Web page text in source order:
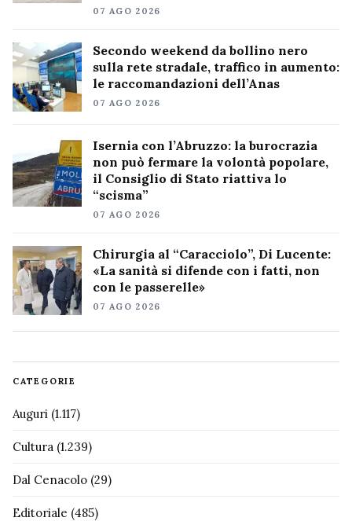
07 AGO 2026
Secondo weekend da bollino nero
sulla rete stradale, traffico in aumento:
le raccomandazioni dell’Anas
07 AGO 2026
Isernia con l’Abruzzo: la burocrazia
non può fermare la volontà popolare,
il Consiglio di Stato riattiva lo
“scisma”
07 AGO 2026
Chirurgia al “Caracciolo”, Di Lucente:
«La sanità si difende con i fatti, non
con le passerelle»
07 AGO 2026
CATEGORIE
Auguri (1.117)
Cultura (1.239)
Dal Cenacolo (29)
Editoriale (485)